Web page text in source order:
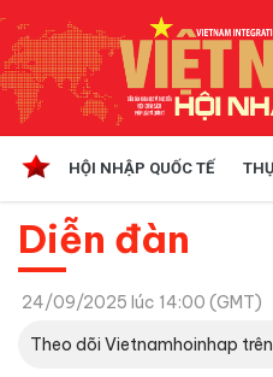
HỘI NHẬP QUỐC TẾ
Diễn đàn
24/09/2025 lúc 14:00 (GMT)
Theo dõi Vietnamhoinhap trên